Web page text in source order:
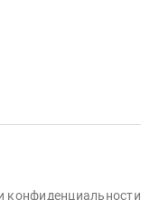
конфиденциальности